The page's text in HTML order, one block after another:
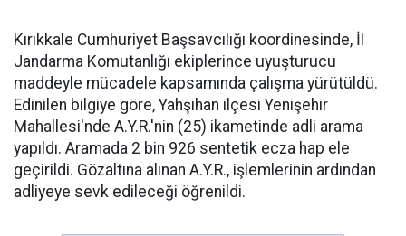
Kırıkkale Cumhuriyet Başsavcılığı koordinesinde, İl
Jandarma Komutanlığı ekiplerince uyuşturucu
maddeyle mücadele kapsamında çalışma yürütüldü.
Edinilen bilgiye göre, Yahşihan ilçesi Yenişehir
Mahallesi'nde A.Y.R.'nin (25) ikametinde adli arama
yapıldı. Aramada 2 bin 926 sentetik ecza hap ele
geçirildi. Gözaltına alınan A.Y.R., işlemlerinin ardından
adliyeye sevk edileceği öğrenildi.